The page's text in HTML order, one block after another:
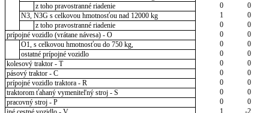
z toho pravostranné riadenie
0
0
N3, N3G s celkovou hmotnosťou nad 12000 kg
1
0
z toho pravostranné riadenie
0
0
prípojné vozidlo (vrátane návesa) - O
0
0
O1, s celkovou hmotnosťou do 750 kg,
0
0
ostatné prípojné vozidlo
0
0
kolesový traktor - T
0
0
pásový traktor - C
0
0
prípojné vozidlo traktora - R
0
0
traktorom ťahaný vymeniteľný stroj - S
0
0
pracovný stroj - P
0
0
1
-2